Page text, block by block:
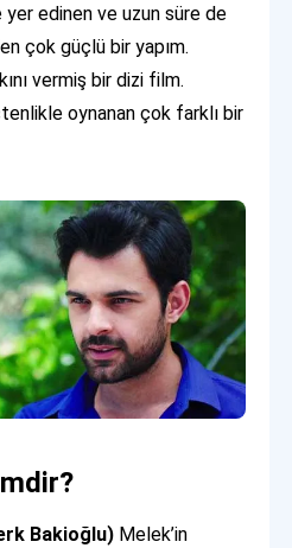
edinen ve uzun süre de
çok güçlü bir yapım.
vermiş bir dizi film.
oynanan çok farklı bir
Bakioğlu) Melek’in